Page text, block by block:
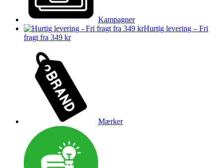
Kampagner
Hurtig levering – Fri
fragt fra 349 kr
Mærker